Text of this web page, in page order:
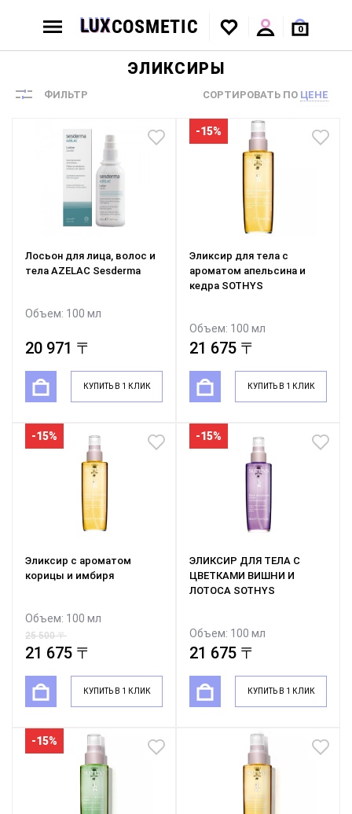
0
ЭЛИКСИРЫ
ФИЛЬТР СОРТИРОВАТЬ ПО ЦЕНЕ
Лосьон для лица, волос и
тела AZELAC Sesderma
Объем: 100 мл
20 971 〒
КУПИТЬ В 1 КЛИК
-15%
Эликсир для тела с
ароматом апельсина и
кедра SOTHYS
Объем: 100 мл
21 675 〒
25 500 〒
КУПИТЬ В 1 КЛИК
-15%
Эликсир с ароматом
корицы и имбиря
Объем: 100 мл
21 675 〒
25 500 〒
КУПИТЬ В 1 КЛИК
-15%
ЭЛИКСИР ДЛЯ ТЕЛА С
ЦВЕТКАМИ ВИШНИ И
ЛОТОСА SOTHYS
Объем: 100 мл
21 675 〒
25 500 〒
КУПИТЬ В 1 КЛИК
-15%